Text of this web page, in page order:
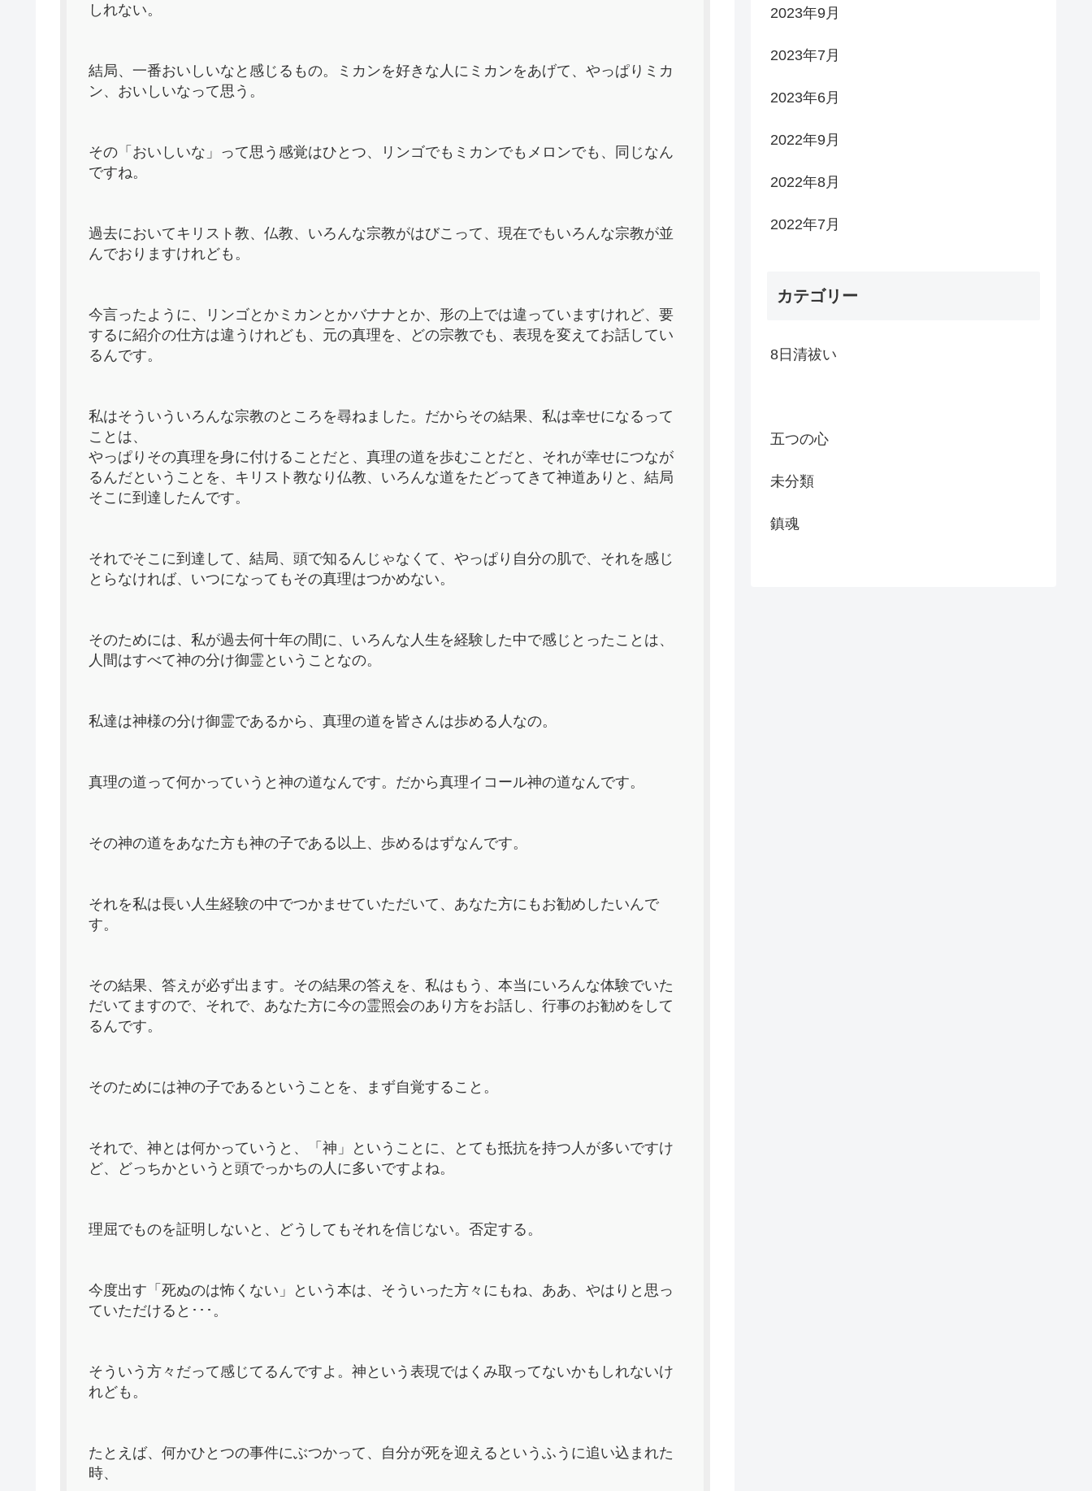
しれない。
結局、一番おいしいなと感じるもの。ミカンを好きな人にミカンをあげて、やっぱりミカ
ン、おいしいなって思う。
その「おいしいな」って思う感覚はひとつ、リンゴでもミカンでもメロンでも、同じなん
ですね。
過去においてキリスト教、仏教、いろんな宗教がはびこって、現在でもいろんな宗教が並
んでおりますけれども。
今言ったように、リンゴとかミカンとかバナナとか、形の上では違っていますけれど、要
するに紹介の仕方は違うけれども、元の真理を、どの宗教でも、表現を変えてお話してい
るんです。
私はそういういろんな宗教のところを尋ねました。だからその結果、私は幸せになるって
ことは、
やっぱりその真理を身に付けることだと、真理の道を歩むことだと、それが幸せにつなが
るんだということを、キリスト教なり仏教、いろんな道をたどってきて神道ありと、結局
そこに到達したんです。
それでそこに到達して、結局、頭で知るんじゃなくて、やっぱり自分の肌で、それを感じ
とらなければ、いつになってもその真理はつかめない。
そのためには、私が過去何十年の間に、いろんな人生を経験した中で感じとったことは、
人間はすべて神の分け御霊ということなの。
私達は神様の分け御霊であるから、真理の道を皆さんは歩める人なの。
真理の道って何かっていうと神の道なんです。だから真理イコール神の道なんです。
その神の道をあなた方も神の子である以上、歩めるはずなんです。
それを私は長い人生経験の中でつかませていただいて、あなた方にもお勧めしたいんで
す。
その結果、答えが必ず出ます。その結果の答えを、私はもう、本当にいろんな体験でいた
だいてますので、それで、あなた方に今の霊照会のあり方をお話し、行事のお勧めをして
るんです。
そのためには神の子であるということを、まず自覚すること。
それで、神とは何かっていうと、「神」ということに、とても抵抗を持つ人が多いですけ
ど、どっちかというと頭でっかちの人に多いですよね。
理屈でものを証明しないと、どうしてもそれを信じない。否定する。
今度出す「死ぬのは怖くない」という本は、そういった方々にもね、ああ、やはりと思っ
ていただけると･･･。
そういう方々だって感じてるんですよ。神という表現ではくみ取ってないかもしれないけ
れども。
たとえば、何かひとつの事件にぶつかって、自分が死を迎えるというふうに追い込まれた
時、
2023年9月
2023年7月
2023年6月
2022年9月
2022年8月
2022年7月
カテゴリー
8日清祓い
五つの心
未分類
鎮魂